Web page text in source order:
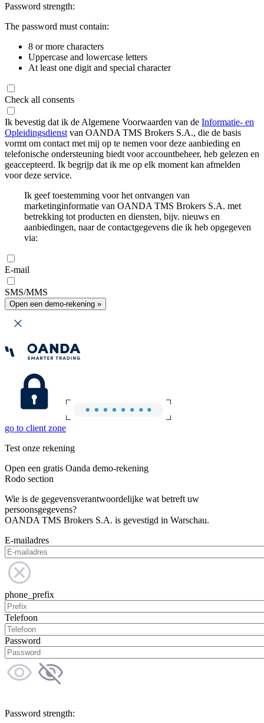
Password strength:
The password must contain:
8 or more characters
Uppercase and lowercase letters
At least one digit and special character
Check all consents
Ik bevestig dat ik de Algemene Voorwaarden van de Informatie- en
Opleidingsdienst van OANDA TMS Brokers S.A., die de basis
vormt om contact met mij op te nemen voor deze aanbieding en
telefonische ondersteuning biedt voor accountbeheer, heb gelezen en
geaccepteerd. Ik begrijp dat ik me op elk moment kan afmelden
voor deze service.
Ik geef toestemming voor het ontvangen van
marketinginformatie van OANDA TMS Brokers S.A. met
betrekking tot producten en diensten, bijv. nieuws en
aanbiedingen, naar de contactgegevens die ik heb opgegeven
via:
E-mail
SMS/MMS
Open een demo-rekening »
go to client zone
Test onze rekening
Open een gratis Oanda demo-rekening
Rodo section
Wie is de gegevensverantwoordelijke wat betreft uw
persoonsgegevens?
OANDA TMS Brokers S.A. is gevestigd in Warschau.
E-mailadres
phone_prefix
Telefoon
Password
Password strength: